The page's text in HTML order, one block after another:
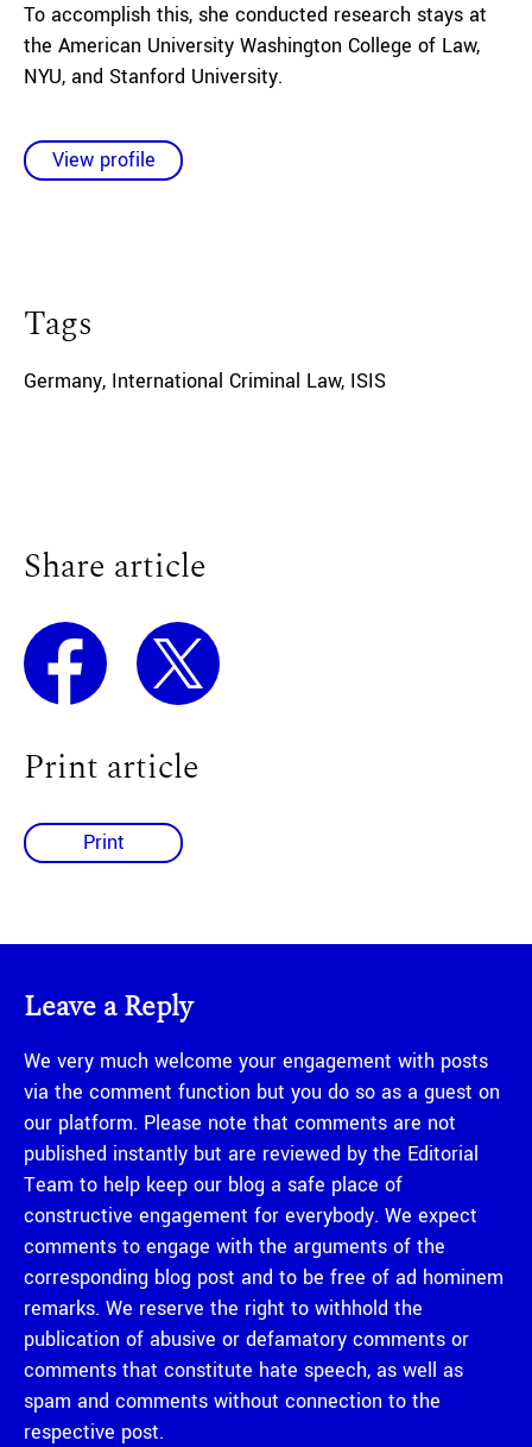
To accomplish this, she conducted research stays at
the American University Washington College of Law,
NYU, and Stanford University.
View profile
Tags
Germany, International Criminal Law, ISIS
Share article
Print article
Print
Leave a Reply
We very much welcome your engagement with posts
via the comment function but you do so as a guest on
our platform. Please note that comments are not
published instantly but are reviewed by the Editorial
Team to help keep our blog a safe place of
constructive engagement for everybody. We expect
comments to engage with the arguments of the
corresponding blog post and to be free of ad hominem
remarks. We reserve the right to withhold the
publication of abusive or defamatory comments or
comments that constitute hate speech, as well as
spam and comments without connection to the
respective post.